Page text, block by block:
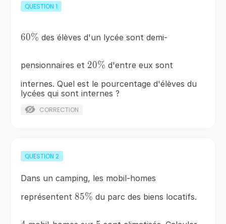
QUESTION 1
60\%
60% des élèves d'un lycée sont demi-
pensionnaires et 20\%
20% d'entre eux sont
internes. Quel est le pourcentage d'élèves du
lycées qui sont internes ?
CORRECTION
QUESTION 2
Dans un camping, les mobil-homes
représentent 85\%
85% du parc des biens locatifs.